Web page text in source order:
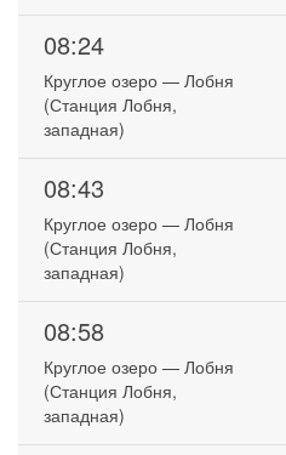
08:24
Круглое озеро — Лобня
(Станция Лобня,
западная)
08:43
Круглое озеро — Лобня
(Станция Лобня,
западная)
08:58
Круглое озеро — Лобня
(Станция Лобня,
западная)